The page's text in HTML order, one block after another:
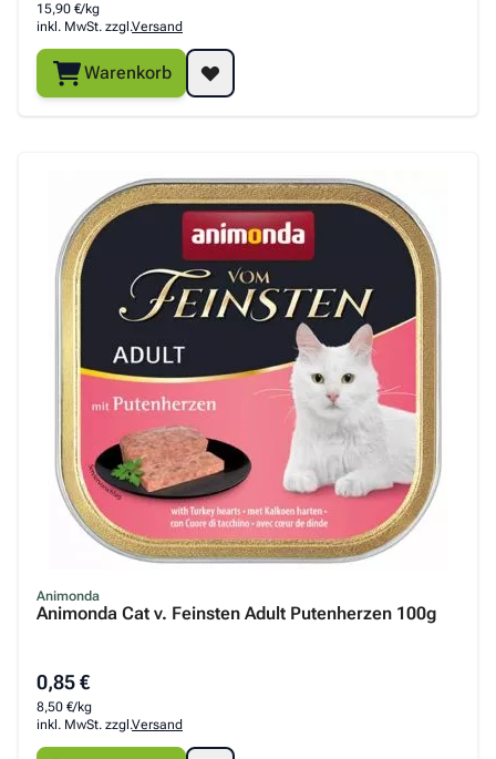
15,90 €/kg
inkl. MwSt. zzgl.Versand
Warenkorb
Animonda
Animonda Cat v. Feinsten Adult Putenherzen 100g
0,85 €
8,50 €/kg
inkl. MwSt. zzgl.Versand